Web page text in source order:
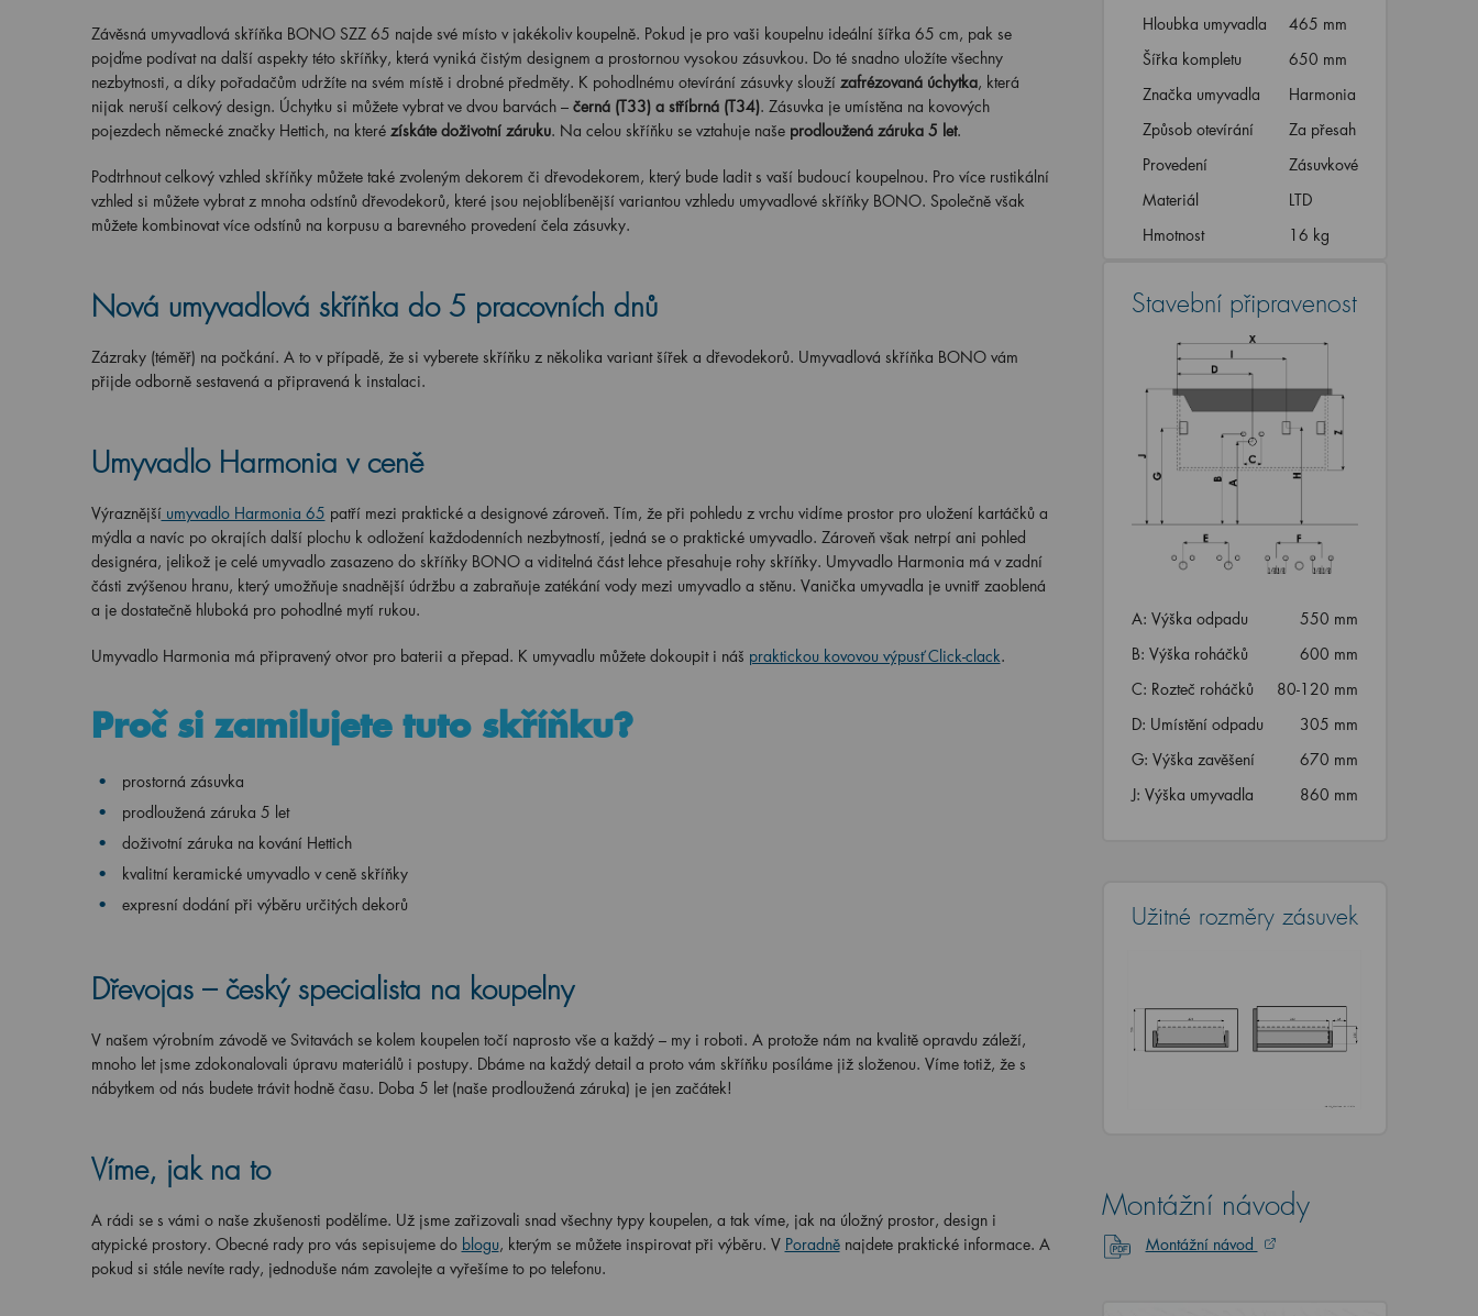
Závěsná umyvadlová skříňka BONO SZZ 65 najde své místo v jakékoliv koupelně. Pokud je pro vaši koupelnu ideální šířka 65 cm, pak se
pojďme podívat na další aspekty této skříňky, která vyniká čistým designem a prostornou vysokou zásuvkou. Do té snadno uložíte všechny
nezbytnosti, a díky pořadačům udržíte na svém místě i drobné předměty. K pohodlnému otevírání zásuvky slouží zafrézovaná úchytka, která
nijak neruší celkový design. Úchytku si můžete vybrat ve dvou barvách – černá (T33) a stříbrná (T34). Zásuvka je umístěna na kovových
pojezdech německé značky Hettich, na které získáte doživotní záruku. Na celou skříňku se vztahuje naše prodloužená záruka 5 let.
Podtrhnout celkový vzhled skříňky můžete také zvoleným dekorem či dřevodekorem, který bude ladit s vaší budoucí koupelnou. Pro více rustikální
vzhled si můžete vybrat z mnoha odstínů dřevodekorů, které jsou nejoblíbenější variantou vzhledu umyvadlové skříňky BONO. Společně však
můžete kombinovat více odstínů na korpusu a barevného provedení čela zásuvky.
Nová umyvadlová skříňka do 5 pracovních dnů
Zázraky (téměř) na počkání. A to v případě, že si vyberete skříňku z několika variant šířek a dřevodekorů. Umyvadlová skříňka BONO vám
přijde odborně sestavená a připravená k instalaci.
Umyvadlo Harmonia v ceně
Výraznějšíumyvadlo Harmonia 65 patří mezi praktické a designové zároveň. Tím, že při pohledu z vrchu vidíme prostor pro uložení kartáčků a
mýdla a navíc po okrajích další plochu k odložení každodenních nezbytností, jedná se o praktické umyvadlo. Zároveň však netrpí ani pohled
designéra, jelikož je celé umyvadlo zasazeno do skříňky BONO a viditelná část lehce přesahuje rohy skříňky. Umyvadlo Harmonia má v zadní
části zvýšenou hranu, který umožňuje snadnější údržbu a zabraňuje zatékání vody mezi umyvadlo a stěnu. Vanička umyvadla je uvnitř zaoblená
a je dostatečně hluboká pro pohodlné mytí rukou.
Umyvadlo Harmonia má připravený otvor pro baterii a přepad. K umyvadlu můžete dokoupit i náš praktickou kovovou výpusť Click-clack.
Proč si zamilujete tuto skříňku?
prostorná zásuvka
prodloužená záruka 5 let
doživotní záruka na kování Hettich
kvalitní keramické umyvadlo v ceně skříňky
expresní dodání při výběru určitých dekorů
Dřevojas – český specialista na koupelny
V našem výrobním závodě ve Svitavách se kolem koupelen točí naprosto vše a každý – my i roboti. A protože nám na kvalitě opravdu záleží,
mnoho let jsme zdokonalovali úpravu materiálů i postupy. Dbáme na každý detail a proto vám skříňku posíláme již složenou. Víme totiž, že s
nábytkem od nás budete trávit hodně času. Doba 5 let (naše prodloužená záruka) je jen začátek!
Víme, jak na to
A rádi se s vámi o naše zkušenosti podělíme. Už jsme zařizovali snad všechny typy koupelen, a tak víme, jak na úložný prostor, design i
atypické prostory. Obecné rady pro vás sepisujeme do blogu, kterým se můžete inspirovat při výběru. V Poradně najdete praktické informace. A
pokud si stále nevíte rady, jednoduše nám zavolejte a vyřešíme to po telefonu.
Hloubka umyvadla
465 mm
Šířka kompletu
650 mm
Značka umyvadla
Harmonia
Způsob otevírání
Za přesah
Provedení
Zásuvkové
Materiál
LTD
Hmotnost
16 kg
Stavební připravenost
A: Výška odpadu
550 mm
B: Výška roháčků
600 mm
C: Rozteč roháčků
80-120 mm
D: Umístění odpadu
305 mm
G: Výška zavěšení
670 mm
J: Výška umyvadla
860 mm
Užitné rozměry zásuvek
Montážní návody
Montážní návod